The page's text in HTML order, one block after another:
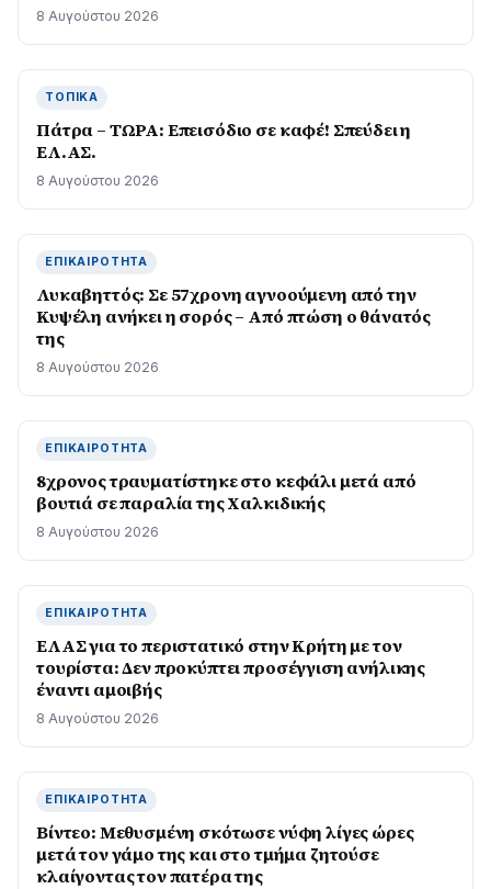
8 Αυγούστου 2026
ΤΟΠΙΚΆ
Πάτρα – ΤΩΡΑ: Επεισόδιο σε καφέ! Σπεύδει η
ΕΛ.ΑΣ.
8 Αυγούστου 2026
ΕΠΙΚΑΙΡΌΤΗΤΑ
Λυκαβηττός: Σε 57χρονη αγνοούμενη από την
Κυψέλη ανήκει η σορός – Από πτώση ο θάνατός
της
8 Αυγούστου 2026
ΕΠΙΚΑΙΡΌΤΗΤΑ
8χρονος τραυματίστηκε στο κεφάλι μετά από
βουτιά σε παραλία της Χαλκιδικής
8 Αυγούστου 2026
ΕΠΙΚΑΙΡΌΤΗΤΑ
ΕΛΑΣ για το περιστατικό στην Κρήτη με τον
τουρίστα: Δεν προκύπτει προσέγγιση ανήλικης
έναντι αμοιβής
8 Αυγούστου 2026
ΕΠΙΚΑΙΡΌΤΗΤΑ
Βίντεο: Μεθυσμένη σκότωσε νύφη λίγες ώρες
μετά τον γάμο της και στο τμήμα ζητούσε
κλαίγοντας τον πατέρα της